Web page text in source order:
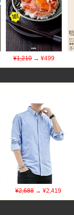
¥1,210 → ¥499
¥2,688→ ¥2,419